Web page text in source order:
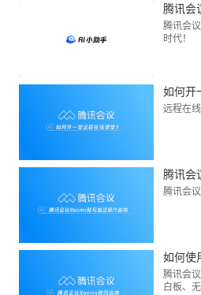
腾讯会
腾讯会
时代！
如何开
远程在
腾讯会
腾讯会
如何使
腾讯会
白板、